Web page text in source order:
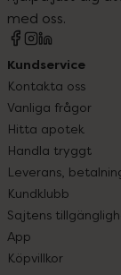
med oss.
Kundservice
Kontakta oss
Vanliga frågor
Hitta apotek
Handla tryggt
Leverans,
Kundklubb
Sajtens
App
Köpvillkor